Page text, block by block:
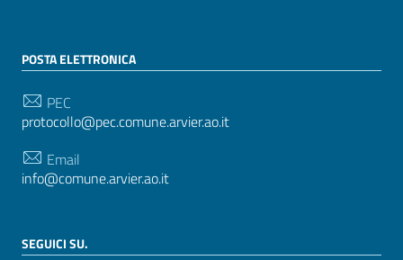
POSTA ELETTRONICA
PEC
protocollo@pec.comune.arvier.ao.it
Email
info@comune.arvier.ao.it
SEGUICI SU.